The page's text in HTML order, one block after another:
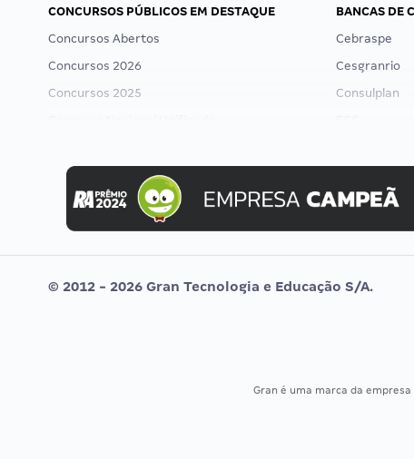
CONCURSOS PÚBLICOS EM DESTAQUE
Concursos Abertos
Concursos 2026
Concursos 2025
Concurso MPU
Editais publicados
BANCAS DE
Cebraspe
Cesgranrio
Consulplan
Selecon
Uniase
Vunesp
© 2012 - 2026 Gran Tecnologia e Educação S/A.
Gran é uma marca da empresa